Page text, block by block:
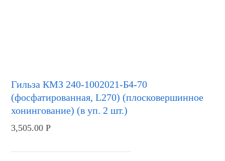
Гильза КМЗ 240-1002021-Б4-70
(фосфатированная, L270) (плосковершинное
хонингование) (в уп. 2 шт.)
3,505.00Р